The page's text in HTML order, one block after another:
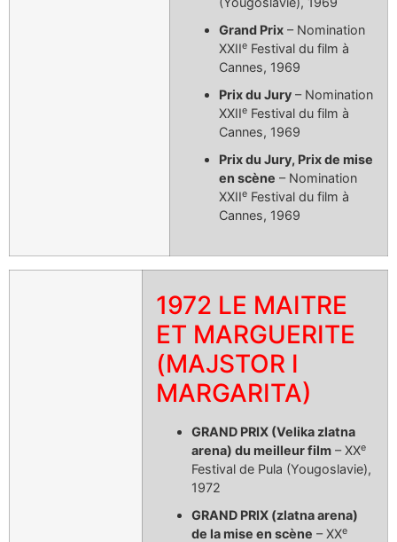
Grand Prix – Nomination
XXIIe Festival du film à
Cannes, 1969
Prix du Jury – Nomination
XXIIe Festival du film à
Cannes, 1969
Prix du Jury, Prix de mise
en scène – Nomination
XXIIe Festival du film à
Cannes, 1969
1972 LE MAITRE
ET MARGUERITE
(MAJSTOR I
MARGARITA)
GRAND PRIX (Velika zlatna
arena) du meilleur film – XXe
Festival de Pula (Yougoslavie),
1972
GRAND PRIX (zlatna arena)
de la mise en scène – XXe